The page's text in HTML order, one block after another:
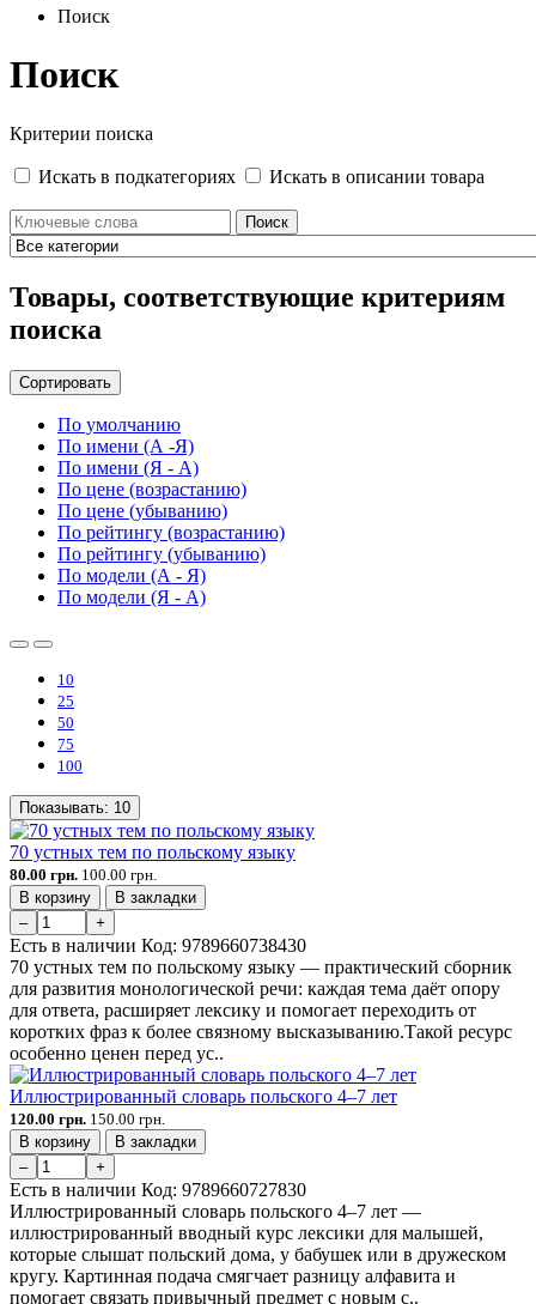
Поиск
Поиск
Критерии поиска
Искать в подкатегориях Искать в описании товара
Товары, соответствующие критериям
поиска
Сортировать
По умолчанию
По имени (А -Я)
По имени (Я - А)
По цене (возрастанию)
По цене (убыванию)
По рейтингу (возрастанию)
По рейтингу (убыванию)
По модели (А - Я)
По модели (Я - А)
10
25
50
75
100
Показывать: 10
70 устных тем по польскому языку
80.00 грн. 100.00 грн.
В корзину
В закладки
–
+
Есть в наличии Код: 9789660738430
70 устных тем по польскому языку — практический сборник
для развития монологической речи: каждая тема даёт опору
для ответа, расширяет лексику и помогает переходить от
коротких фраз к более связному высказыванию.Такой ресурс
особенно ценен перед ус..
Иллюстрированный словарь польского 4–7 лет
120.00 грн. 150.00 грн.
В корзину
В закладки
–
+
Есть в наличии Код: 9789660727830
Иллюстрированный словарь польского 4–7 лет —
иллюстрированный вводный курс лексики для малышей,
которые слышат польский дома, у бабушек или в дружеском
кругу. Картинная подача смягчает разницу алфавита и
помогает связать привычный предмет с новым с..